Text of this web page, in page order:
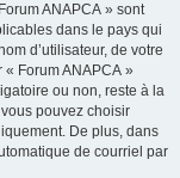
ANAPCA » sont
dans le pays qui
d’utilisateur, de votre
Forum ANAPCA »
ou non, reste à la
pouvez choisir
De plus, dans
de courriel par